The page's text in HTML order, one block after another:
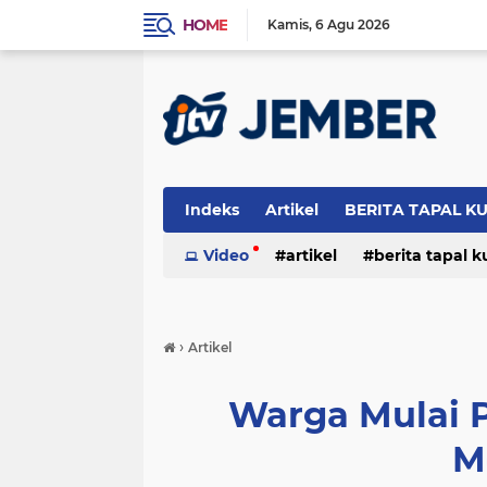
HOME Kamis 6 Agu 2026
Indeks Artikel BERITA TAPAL
PERISTIWA
Video artikel berita tapal
› Artikel
Warga Mulai